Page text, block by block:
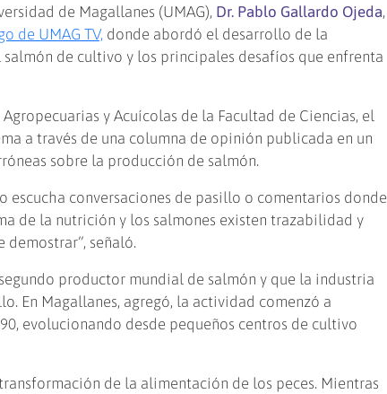
de Magallanes (UMAG), Dr. Pablo Gallardo Ojeda,
de UMAG TV, donde abordó el desarrollo de la
de cultivo y los principales desafíos que enfrenta
y Acuícolas de la Facultad de Ciencias, el
a través de una columna de opinión publicada en un
sobre la producción de salmón.
escucha conversaciones de pasillo o comentarios donde
de la nutrición y los salmones existen trazabilidad y
demostrar”, señaló.
productor mundial de salmón y que la industria
En Magallanes, agregó, la actividad comenzó a
evolucionando desde pequeños centros de cultivo
de la alimentación de los peces. Mientras